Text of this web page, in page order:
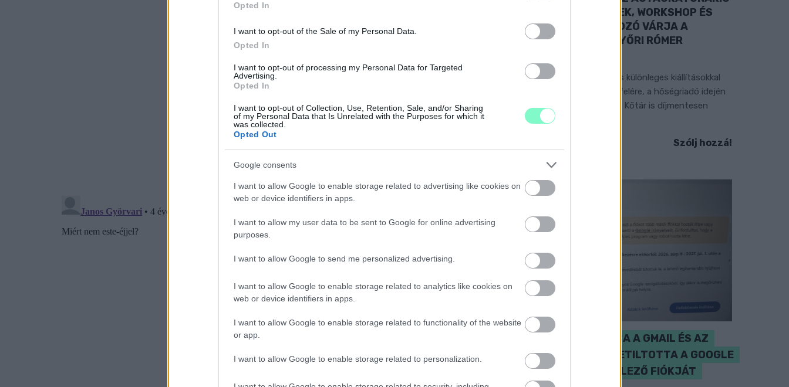
Opted In
I want to opt-out of the Sale of my Personal Data.
Opted In
I want to opt-out of processing my Personal Data for Targeted
Advertising.
Opted In
I want to opt-out of Collection, Use, Retention, Sale, and/or Sharing
of my Personal Data that Is Unrelated with the Purposes for which it
was collected.
Opted Out
Google consents
I want to allow Google to enable storage related to advertising like cookies on
web or device identifiers in apps.
I want to allow my user data to be sent to Google for online advertising
purposes.
I want to allow Google to send me personalized advertising.
I want to allow Google to enable storage related to analytics like cookies on
web or device identifiers in apps.
I want to allow Google to enable storage related to functionality of the website
or app.
I want to allow Google to enable storage related to personalization.
– TÁRLATVEZETÉSEK, WORKSHOP ÉS
KÖZÖNSÉGTALÁLKOZÓ VÁRJA A
LÁTOGATÓKAT A GYŐRI RÓMER
Ingyenes programokkal és különleges kiállításokkal
készülnek a hét második felére, a hőségriadó idején
ráadásul a Várkazamata – Kőtár is díjmentesen
látogatható.
Szólj hozzá!
CZUNYINÉ HARCA A GMAIL ÉS AZ
ÖNKÉNY ELLEN - LETILTOTTA A GOOGLE
A VÉDVONAL LEVELEZŐ FIÓKJÁT